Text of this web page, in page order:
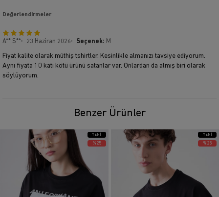
Değerlendirmeler
A** S** 23 Haziran 2026 Seçenek: M
Fiyat kalite olarak müthiş tshirtler. Kesinlikle almanızı tavsiye ediyorum.
Aynı fiyata 10 katı kötü ürünü satanlar var. Onlardan da almış biri olarak
söylüyorum.
Benzer Ürünler
YENI
ÜRÜN
%25
YENI
ÜRÜN
%25